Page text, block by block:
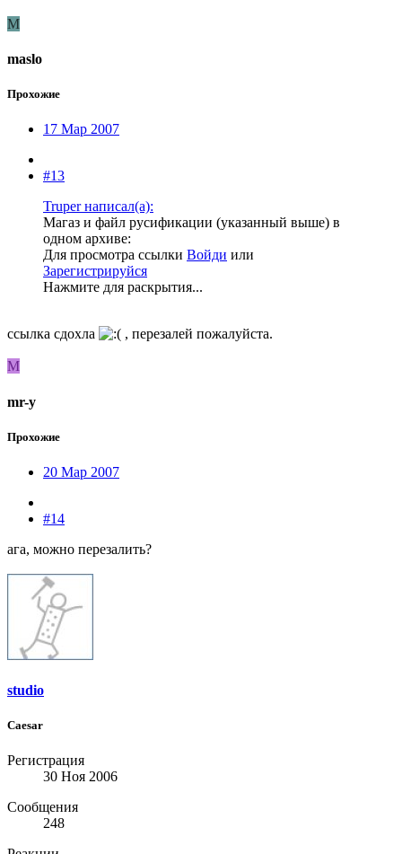
M
maslo
Прохожие
17 Мар 2007
#13
Truper написал(а):
Магаз и файл русификации (указанный выше) в
одном архиве:
Для просмотра ссылки Войди или
Зарегистрируйся
Нажмите для раскрытия...
ссылка сдохла , перезалей пожалуйста.
M
mr-y
Прохожие
20 Мар 2007
#14
ага, можно перезалить?
studio
Caesar
Регистрация
30 Ноя 2006
Сообщения
248